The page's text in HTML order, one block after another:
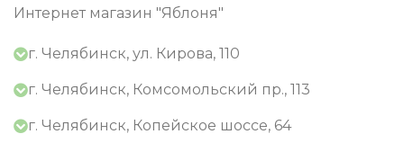
Интернет магазин "Яблоня"
г. Челябинск, ул. Кирова, 110
г. Челябинск, Комсомольский пр., 113
г. Челябинск, Копейское шоссе, 64